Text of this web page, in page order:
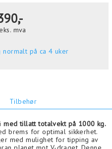
mva
normalt på ca 4 uker
Tilbehør
med tillatt totalvekt på 1000 kg.
brems for optimal sikkerhet.
med mulighet for tipping av